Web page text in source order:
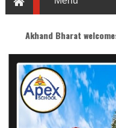
welcomes you